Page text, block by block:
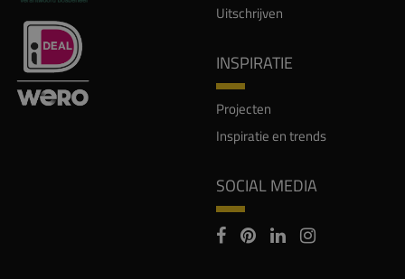
Uitschrijven
INSPIRATIE
Projecten
Inspiratie en trends
SOCIAL MEDIA